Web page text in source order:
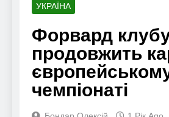
УКРАЇНА
Форвард
продовжить
чемпіонаті